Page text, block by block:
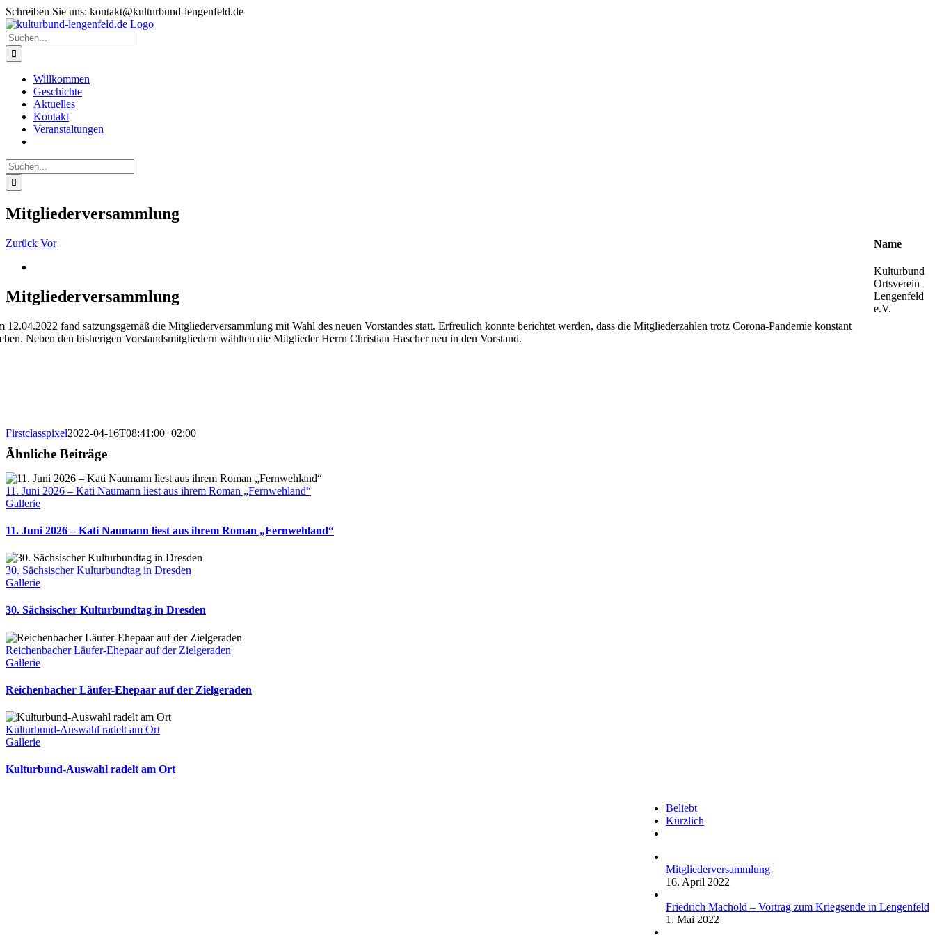
Zum
Inhalt
springen
Schreiben Sie uns: kontakt@kulturbund-lengenfeld.de
Suche
nach:
Willkommen
Geschichte
Aktuelles
Kontakt
Veranstaltungen
Suche
nach:
Mitgliederversammlung
Zurück Vor
Bild
Mitgliederversammlung
12.04.2022 fand satzungsgemäß die Mitgliederversammlung mit Wahl des neuen Vorstandes statt. Erfreulich konnte berichtet werden, dass die Mitgliederzahlen trotz Corona-Pandemie konstant
Neben den bisherigen Vorstandsmitgliedern wählten die Mitglieder Herrn Christian Hascher neu in den Vorstand.
Firstclasspixel2022-04-16T08:41:00+02:00
Ähnliche Beiträge
11. Juni 2026 – Kati Naumann liest aus ihrem Roman „Fernwehland“
Gallerie
11. Juni 2026 – Kati Naumann liest aus ihrem Roman „Fernwehland“
30. Sächsischer Kulturbundtag in Dresden
Gallerie
30. Sächsischer Kulturbundtag in Dresden
Reichenbacher Läufer-Ehepaar auf der Zielgeraden
Gallerie
Reichenbacher Läufer-Ehepaar auf der Zielgeraden
Kulturbund-Auswahl radelt am Ort
Gallerie
Kulturbund-Auswahl radelt am Ort
Beliebt
Kürzlich
Mitgliederversammlung
16. April 2022
Friedrich Machold – Vortrag zum Kriegsende in Lengenfeld
1. Mai 2022
Name
Kulturbund
Ortsverein
Lengenfeld
e.V.